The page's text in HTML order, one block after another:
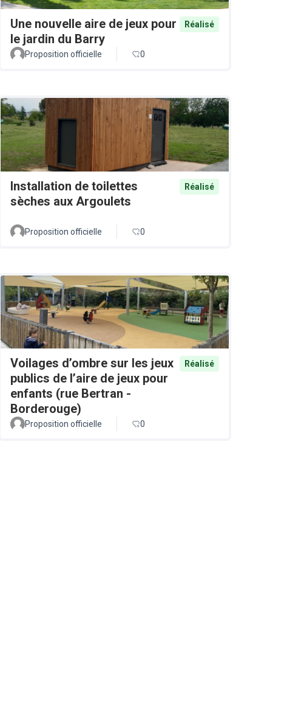
Une nouvelle aire de jeux pour
le jardin du Barry
Réalisé
Proposition officielle 0
Installation de toilettes
sèches aux Argoulets
Réalisé
Proposition officielle 0
Voilages d’ombre sur les jeux
publics de l’aire de jeux pour
enfants (rue Bertran -
Borderouge)
Réalisé
Proposition officielle 0